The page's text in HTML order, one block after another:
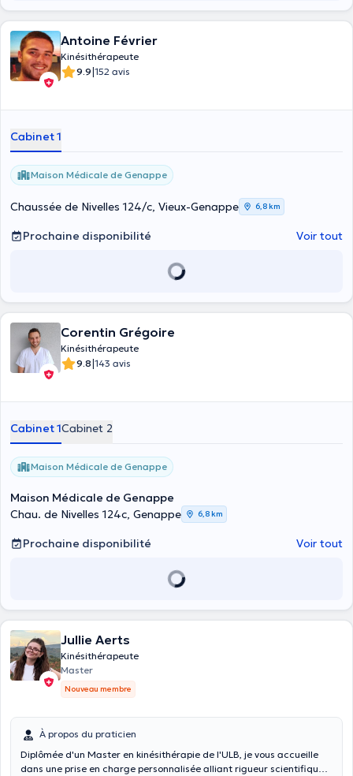
Antoine Février
Kinésithérapeute
9.9|152 avis
Cabinet 1
Maison Médicale de Genappe
Chaussée de Nivelles 124/c, Vieux-Genappe 6,8 km
Prochaine disponibilité Voir tout
Corentin Grégoire
Kinésithérapeute
9.8|143 avis
Cabinet 1Cabinet 2
Maison Médicale de Genappe
Maison Médicale de Genappe
Chau. de Nivelles 124c, Genappe
6,8 km
Prochaine disponibilité Voir tout
Jullie Aerts
Kinésithérapeute
Master
Nouveau membre
À propos du praticien
Diplômée d'un Master en kinésithérapie de l'ULB, je vous accueille
dans une prise en charge personnalisée alliant rigueur scientifique